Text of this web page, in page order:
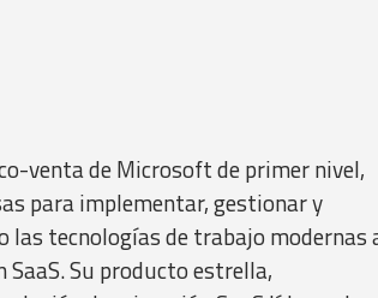
venta de Microsoft de primer nivel,
para implementar, gestionar y
tecnologías de trabajo modernas
Su producto estrella,